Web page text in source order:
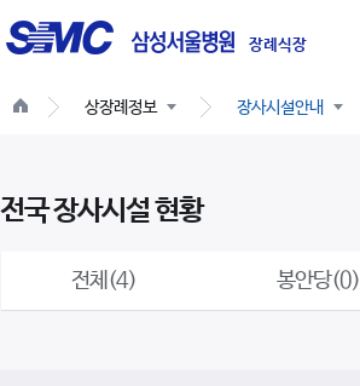
장례식장
글
로
네
이
상장례정보 장사시설안내
전국 장사시설 현황
전체(4) 봉안당(0)